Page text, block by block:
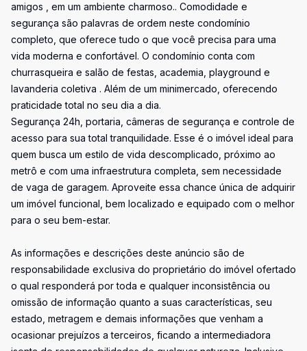
amigos , em um ambiente charmoso.. Comodidade e
segurança são palavras de ordem neste condomínio
completo, que oferece tudo o que você precisa para uma
vida moderna e confortável. O condomínio conta com
churrasqueira e salão de festas, academia, playground e
lavanderia coletiva . Além de um minimercado, oferecendo
praticidade total no seu dia a dia.
Segurança 24h, portaria, câmeras de segurança e controle de
acesso para sua total tranquilidade. Esse é o imóvel ideal para
quem busca um estilo de vida descomplicado, próximo ao
metrô e com uma infraestrutura completa, sem necessidade
de vaga de garagem. Aproveite essa chance única de adquirir
um imóvel funcional, bem localizado e equipado com o melhor
para o seu bem-estar.
As informações e descrições deste anúncio são de
responsabilidade exclusiva do proprietário do imóvel ofertado
o qual responderá por toda e qualquer inconsistência ou
omissão de informação quanto a suas características, seu
estado, metragem e demais informações que venham a
ocasionar prejuízos a terceiros, ficando a intermediadora